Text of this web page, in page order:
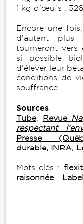
1 kg d’œufs :
Encore une
d’autant plus
tourneront vers
si possible
d’élever leur
conditions de
souffrance.
Tube, Revue
respectant
Presse
durable, INRA,
Mots-clés :
raisonnée-